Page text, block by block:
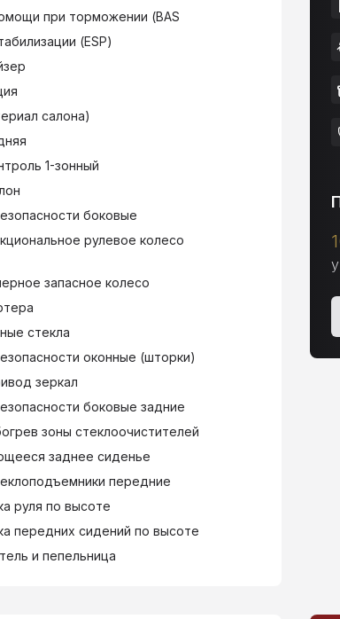
при торможении (BAS
(ESP)
салона)
1-зонный
боковые
рулевое колесо
запасное колесо
стекла
оконные (шторки)
зеркал
боковые задние
зоны стеклоочистителей
заднее сиденье
передние
руля по высоте
передних сидений по высоте
и пепельница